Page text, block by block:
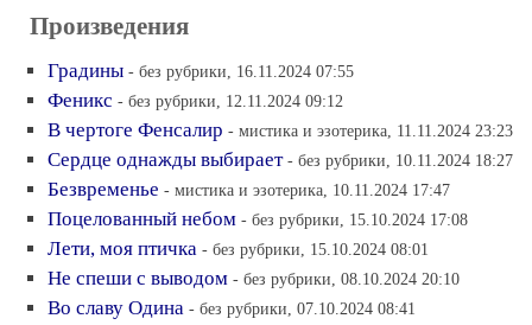
Произведения
Градины - без рубрики, 16.11.2024 07:55
Феникс - без рубрики, 12.11.2024 09:12
В чертоге Фенсалир - мистика и эзотерика, 11.11.2024 23:23
Сердце однажды выбирает - без рубрики, 10.11.2024 18:27
Безвременье - мистика и эзотерика, 10.11.2024 17:47
Поцелованный небом - без рубрики, 15.10.2024 17:08
Лети, моя птичка - без рубрики, 15.10.2024 08:01
Не спеши с выводом - без рубрики, 08.10.2024 20:10
Во славу Одина - без рубрики, 07.10.2024 08:41